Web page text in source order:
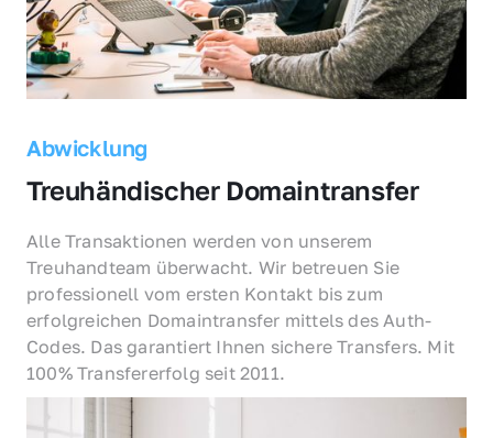
Abwicklung
Treuhändischer Domaintransfer
Alle Transaktionen werden von unserem
Treuhandteam überwacht. Wir betreuen Sie
professionell vom ersten Kontakt bis zum
erfolgreichen Domaintransfer mittels des Auth-
Codes. Das garantiert Ihnen sichere Transfers. Mit
100% Transfererfolg seit 2011.